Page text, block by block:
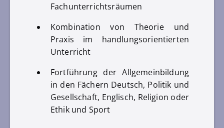
Fachunterrichtsräumen
Kombination von Theorie und
Praxis im handlungsorientierten
Unterricht
Fortführung der Allgemeinbildung
in den Fächern Deutsch, Politik und
Gesellschaft, Englisch, Religion oder
Ethik und Sport